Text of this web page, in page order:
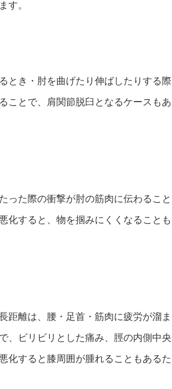
す。
とき・肘を曲げたり伸ばしたりする際
ことで、肩関節脱臼となるケースもあ
った際の衝撃が肘の筋肉に伝わること
化すると、物を掴みにくくなることも
距離は、腰・足首・筋肉に疲労が溜ま
、ビリビリとした痛み、脛の内側中央
化すると膝周囲が腫れることもあるた